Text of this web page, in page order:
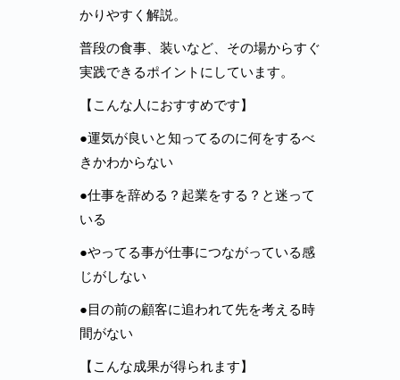
かりやすく解説。
普段の食事、装いなど、その場からすぐ
実践できるポイントにしています。
【こんな人におすすめです】
●運気が良いと知ってるのに何をするべ
きかわからない
●仕事を辞める？起業をする？と迷って
いる
●やってる事が仕事につながっている感
じがしない
●目の前の顧客に追われて先を考える時
間がない
【こんな成果が得られます】